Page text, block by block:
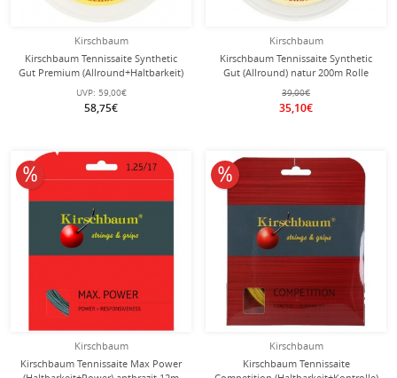
Kirschbaum
Kirschbaum Tennissaite Synthetic
Gut Premium (Allround+Haltbarkeit)
gold 200m Rolle
UVP: 59,00€
58,75€
Kirschbaum
Kirschbaum Tennissaite Synthetic
Gut (Allround) natur 200m Rolle
39,00€
35,10€
Kirschbaum
Kirschbaum Tennissaite Max Power
10% reduziert
Kirschbaum
Kirschbaum Tennissaite
10% reduziert